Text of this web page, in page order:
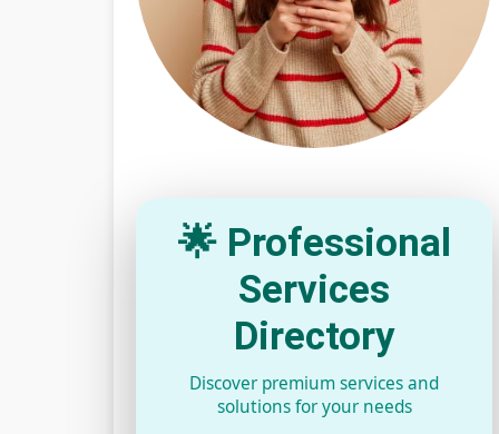
🌟 Professional
Services
Directory
Discover premium services and
solutions for your needs